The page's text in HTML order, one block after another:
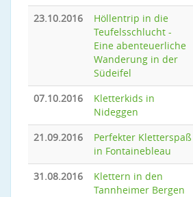
23.10.2016
Höllentrip in die
Teufelsschlucht -
Eine abenteuerliche
Wanderung in der
Südeifel
07.10.2016
Kletterkids in
Nideggen
21.09.2016
Perfekter Kletterspaß
in Fontainebleau
31.08.2016
Klettern in den
Tannheimer Bergen